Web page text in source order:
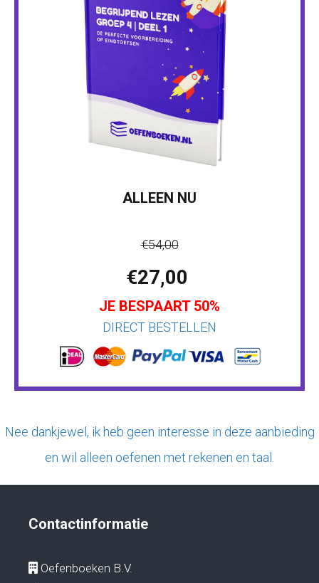
ALLEEN NU
€54,00
€27,00
JE BESPAART 50%
DIRECT BESTELLEN
Nee dankjewel, ik heb geen interesse in deze aanbieding
en wil alleen oefenen met rekenen en taal.
Contactinformatie
Oefenboeken B.V.